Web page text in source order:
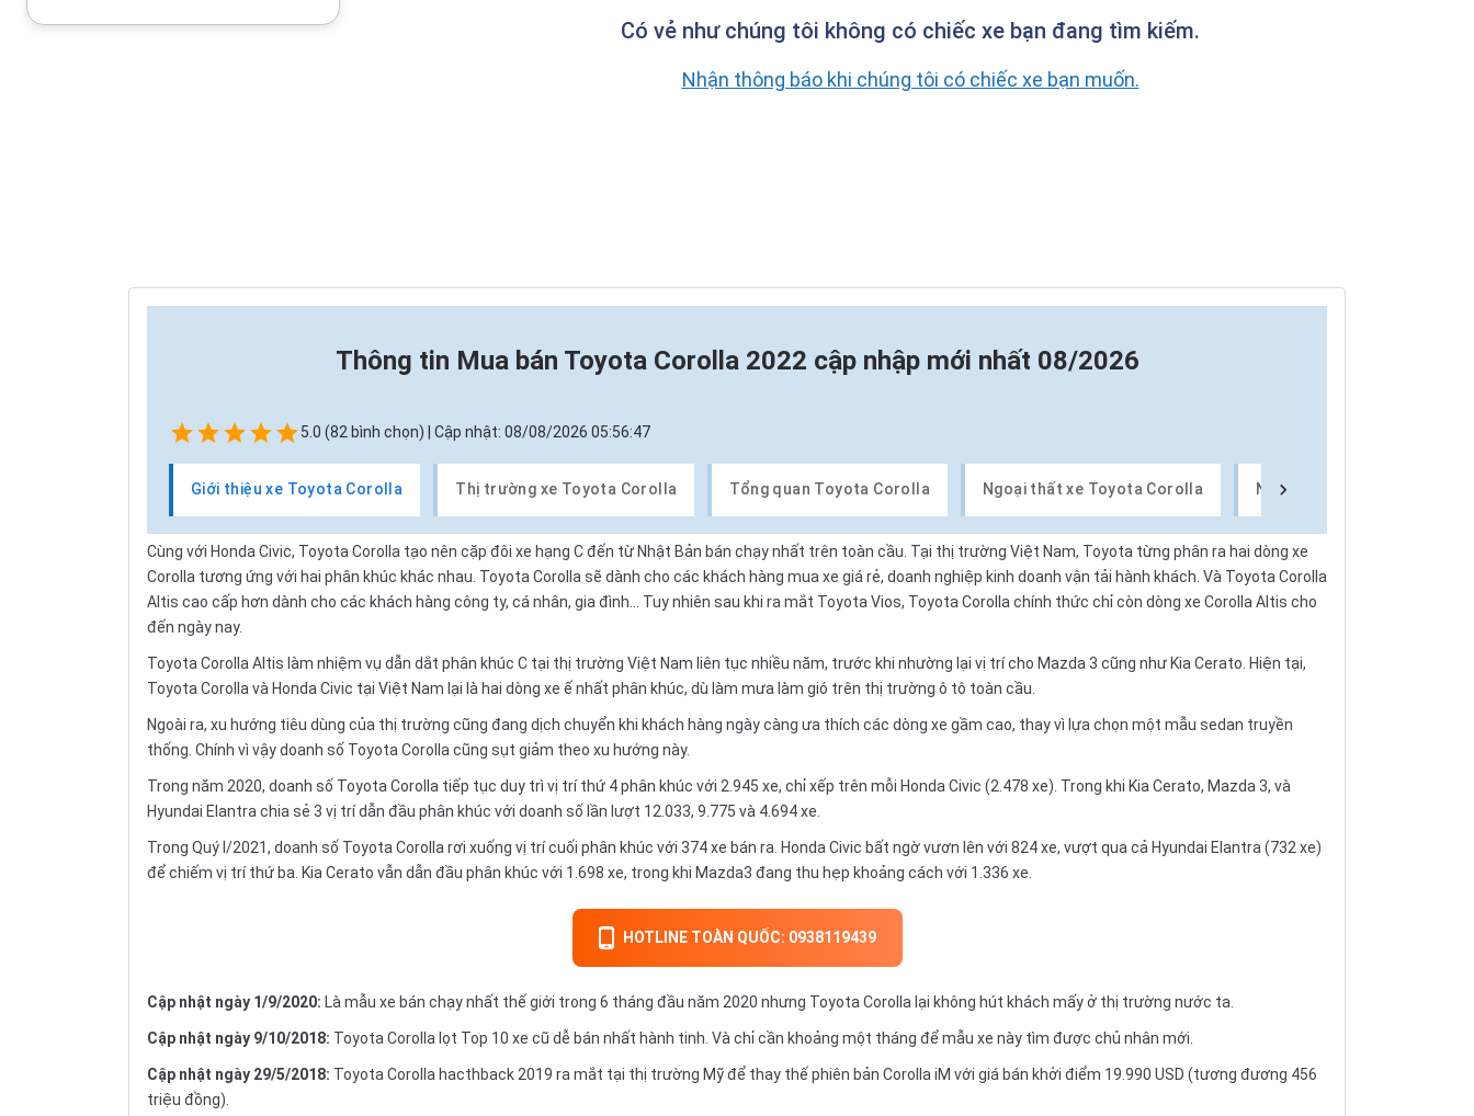
Có vẻ như chúng tôi không có chiếc xe bạn đang tìm kiếm.
Nhận thông báo khi chúng tôi có chiếc xe bạn muốn.
Thông tin Mua bán Toyota Corolla 2022 cập nhập mới nhất 08/2026
5.0 (82 bình chọn) | Cập nhật: 08/08/2026 05:56:47
Giới thiệu xe Toyota Corolla Thị trường xe Toyota Corolla Tổng quan Toyota Corolla Ngoại thất xe Toyota Corolla Nội thất xe Toyota Corolla
Cùng với Honda Civic, Toyota Corolla tạo nên cặp đôi xe hạng C đến từ Nhật Bản bán chạy nhất trên toàn cầu. Tại thị trường Việt Nam, Toyota từng phân ra hai dòng xe
Corolla tương ứng với hai phân khúc khác nhau. Toyota Corolla sẽ dành cho các khách hàng mua xe giá rẻ, doanh nghiệp kinh doanh vận tải hành khách. Và Toyota Corolla
Altis cao cấp hơn dành cho các khách hàng công ty, cá nhân, gia đình... Tuy nhiên sau khi ra mắt Toyota Vios, Toyota Corolla chính thức chỉ còn dòng xe Corolla Altis cho
đến ngày nay.
Toyota Corolla Altis làm nhiệm vụ dẫn dắt phân khúc C tại thị trường Việt Nam liên tục nhiều năm, trước khi nhường lại vị trí cho Mazda 3 cũng như Kia Cerato. Hiện tại,
Toyota Corolla và Honda Civic tại Việt Nam lại là hai dòng xe ế nhất phân khúc, dù làm mưa làm gió trên thị trường ô tô toàn cầu.
Ngoài ra, xu hướng tiêu dùng của thị trường cũng đang dịch chuyển khi khách hàng ngày càng ưa thích các dòng xe gầm cao, thay vì lựa chọn một mẫu sedan truyền
thống. Chính vì vậy doanh số Toyota Corolla cũng sụt giảm theo xu hướng này.
Trong năm 2020, doanh số Toyota Corolla tiếp tục duy trì vị trí thứ 4 phân khúc với 2.945 xe, chỉ xếp trên mỗi Honda Civic (2.478 xe). Trong khi Kia Cerato, Mazda 3, và
Hyundai Elantra chia sẻ 3 vị trí dẫn đầu phân khúc với doanh số lần lượt 12.033, 9.775 và 4.694 xe.
Trong Quý I/2021, doanh số Toyota Corolla rơi xuống vị trí cuối phân khúc với 374 xe bán ra. Honda Civic bất ngờ vươn lên với 824 xe, vượt qua cả Hyundai Elantra (732 xe)
để chiếm vị trí thứ ba. Kia Cerato vẫn dẫn đầu phân khúc với 1.698 xe, trong khi Mazda3 đang thu hẹp khoảng cách với 1.336 xe.
HOTLINE TOÀN QUỐC: 0938119439
Cập nhật ngày 1/9/2020: Là mẫu xe bán chạy nhất thế giới trong 6 tháng đầu năm 2020 nhưng Toyota Corolla lại không hút khách mấy ở thị trường nước ta.
Cập nhật ngày 9/10/2018: Toyota Corolla lọt Top 10 xe cũ dễ bán nhất hành tinh. Và chỉ cần khoảng một tháng để mẫu xe này tìm được chủ nhân mới.
Cập nhật ngày 29/5/2018: Toyota Corolla hacthback 2019 ra mắt tại thị trường Mỹ để thay thế phiên bản Corolla iM với giá bán khởi điểm 19.990 USD (tương đương 456
triệu đồng).